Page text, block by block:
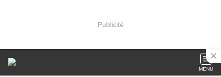
Publicité
MENU